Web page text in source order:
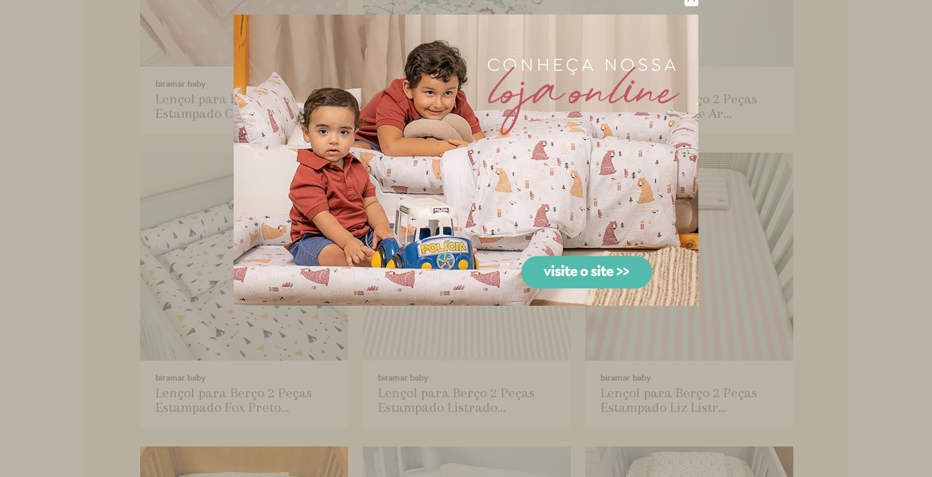
biramar baby
Lençol para Berço 2 Peças
Estampado Cisne Ros...
biramar baby
Lençol para Berço 2 Peças
Estampado Dinossaur...
biramar baby
Lençol para Berço 2 Peças
Estampado Felice Ar...
biramar baby
Lençol para Berço 2 Peças
Estampado Fox Preto...
biramar baby
Lençol para Berço 2 Peças
Estampado Listrado...
biramar baby
Lençol para Berço 2 Peças
Estampado Liz Listr...